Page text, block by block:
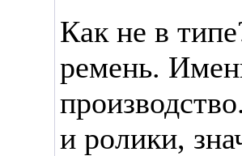
Как не в
ремень.
и ролики,